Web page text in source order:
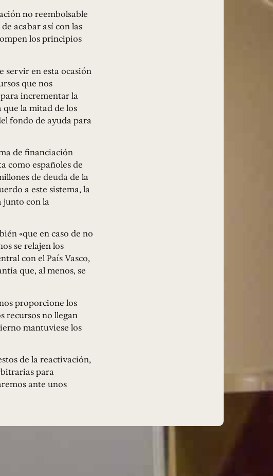
no reembolsable
acabar así con las
los principios
servir en esta ocasión
que nos
incrementar la
la mitad de los
fondo de ayuda para
de financiación
como españoles de
de deuda de la
a este sistema, la
junto con la
«que en caso de no
se relajen los
con el País Vasco,
que, al menos, se
proporcione los
recursos no llegan
mantuviese los
de la reactivación,
para
ante unos